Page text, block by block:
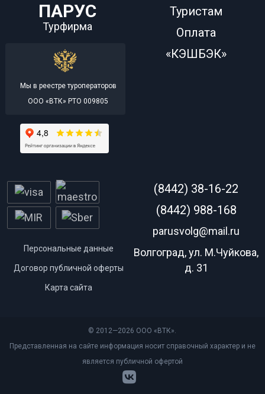
ПАРУС
Турфирма
Мы в реестре туроператоров
ООО «ВТК» РТО 009805
Туристам
Оплата
«КЭШБЭК»
Персональные данные
Договор публичной оферты
Карта сайта
(8442) 38-16-22
(8442) 988-168
parusvolg@mail.ru
Волгоград, ул. М.Чуйкова,
д. 31
© 2012—2026 ООО «ВТК».
Представленная на сайте информация носит справочный характер и не
является публичной офертой